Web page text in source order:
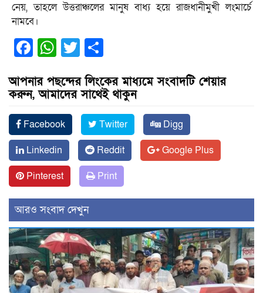
নেয়, তাহলে উত্তরাঞ্চলের মানুষ বাধ্য হয়ে রাজধানীমুখী লংমার্চে
নামবে।
Facebook
WhatsApp
Twitter
আপনার পছন্দের লিংকের মাধ্যমে সংবাদটি শেয়ার
করুন, আমাদের সাথেই থাকুন
Facebook Twitter
Digg
Linkedin
Reddit
Google Plus
Pinterest
Print
আরও সংবাদ দেখুন